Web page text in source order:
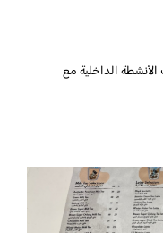
الداخلية مع